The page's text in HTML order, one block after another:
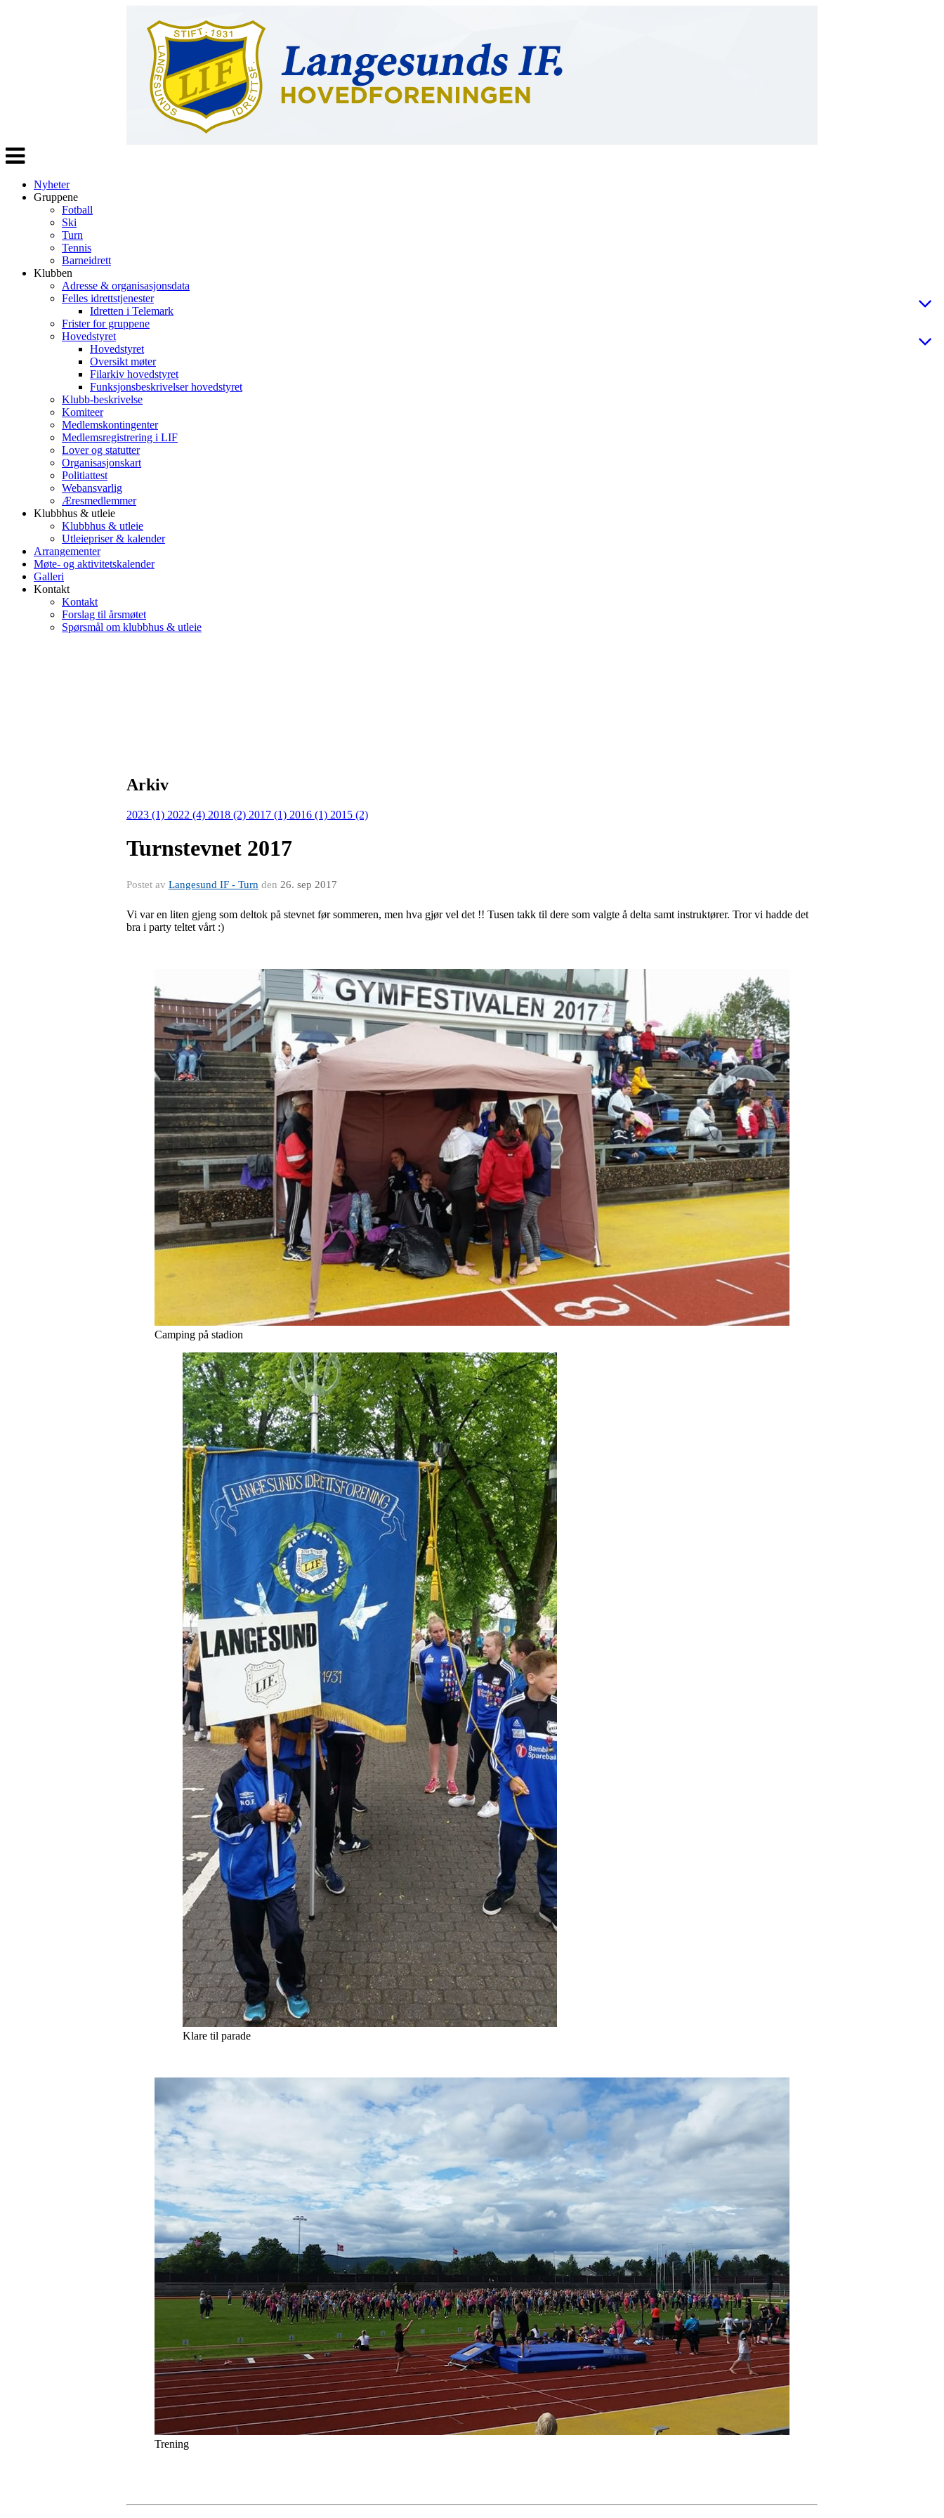
Veksle
navigasjon
Nyheter
Gruppene
Fotball
Ski
Turn
Tennis
Barneidrett
Klubben
Adresse & organisasjonsdata
Felles idrettstjenester
Idretten i Telemark
Frister for gruppene
Hovedstyret
Hovedstyret
Oversikt møter
Filarkiv hovedstyret
Funksjonsbeskrivelser hovedstyret
Klubb-beskrivelse
Komiteer
Medlemskontingenter
Medlemsregistrering i LIF
Lover og statutter
Organisasjonskart
Politiattest
Webansvarlig
Æresmedlemmer
Klubbhus & utleie
Klubbhus & utleie
Utleiepriser & kalender
Arrangementer
Møte- og aktivitetskalender
Galleri
Kontakt
Kontakt
Forslag til årsmøtet
Spørsmål om klubbhus & utleie
Arkiv
2023 (1) 2022 (4) 2018 (2) 2017 (1) 2016 (1) 2015 (2)
Turnstevnet 2017
Postet av Langesund IF - Turn den 26. sep 2017
Vi var en liten gjeng som deltok på stevnet før sommeren, men hva gjør vel det !! Tusen takk til dere som valgte å delta samt instruktører. Tror vi hadde det
bra i party teltet vårt :)
Camping på stadion
Klare til parade
Trening